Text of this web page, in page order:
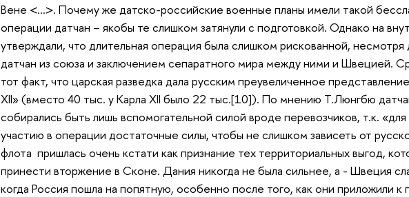
Вене <…>. Почему же датско-российские военные планы имели такой
операции датчан – якобы те слишком затянули с подготовкой. Однако на
утверждали, что длительная операция была слишком рискованной,
датчан из союза и заключением сепаратного мира между ними и Швецией.
тот факт, что царская разведка дала русским преувеличенное
XII» (вместо 40 тыс. у Карла XII было 22 тыс.[10]). По мнению T.Люнгбю
собирались быть лишь вспомогательной силой вроде перевозчиков, т.к.
участию в операции достаточные силы, чтобы не слишком зависеть от
флота пришлась очень кстати как признание тех территориальных выгод,
принести вторжение в Сконе. Дания никогда не была сильнее, а - Швеция
когда Россия пошла на попятную, особенно после того, как они приложили к